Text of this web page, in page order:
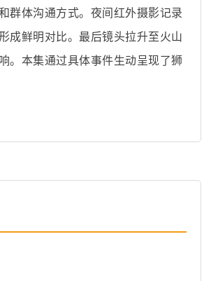
群体沟通方式。夜间红外摄影记录
成鲜明对比。最后镜头拉升至火山
。本集通过具体事件生动呈现了狮